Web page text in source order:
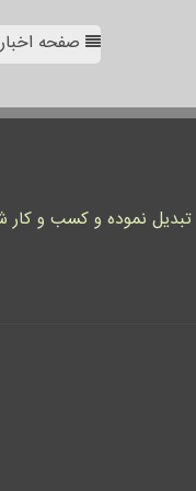
صفحه اخبار